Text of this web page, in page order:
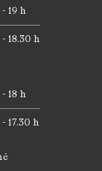
19 h
18.30 h
18 h
17.30 h